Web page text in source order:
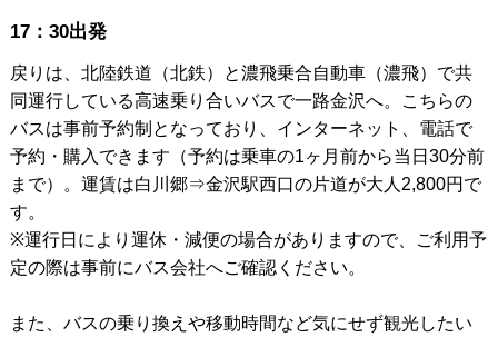
17：30出発
戻りは、北陸鉄道（北鉄）と濃飛乗合自動車（濃飛）で共
同運行している高速乗り合いバスで一路金沢へ。こちらの
バスは事前予約制となっており、インターネット、電話で
予約・購入できます（予約は乗車の1ヶ月前から当日30分前
まで）。運賃は白川郷⇒金沢駅西口の片道が大人2,800円で
す。
※運行日により運休・減便の場合がありますので、ご利用予
定の際は事前にバス会社へご確認ください。
また、バスの乗り換えや移動時間など気にせず観光したい